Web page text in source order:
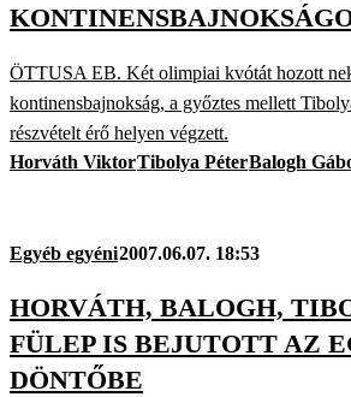
ÖTTUSA EB. Két olimpiai kvótát hozott
kontinensbajnokság, a győztes mellett
részvételt érő helyen végzett.
Horváth ViktorTibolya PéterBalogh
Egyéb egyéni2007.06.07. 18:53
HORVÁTH, BALOGH,
FÜLEP IS BEJUTOTT AZ
DÖNTŐBE